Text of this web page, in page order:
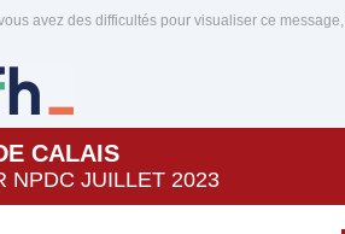
avez des difficultés pour visualiser ce message,
CALAIS
NPDC JUILLET 2023